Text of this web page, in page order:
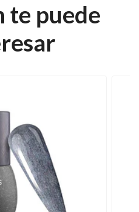
te puede